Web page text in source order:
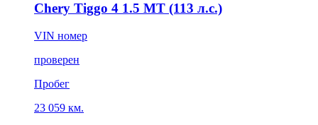
Chery Tiggo 4 1.5 MT (113 л.с.)
VIN номер
проверен
Пробег
23 059 км.